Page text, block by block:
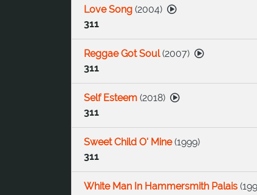
Love Song (2004)
311
Reggae Got Soul(2007)
311
Self Esteem (2018)
311
Sweet Child O' Mine(1999)
311
White Man In Hammersmith Palais (